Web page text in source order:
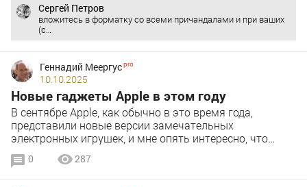
Сергей Петров
вложитесь в форматку со всеми причандалами и при ваших
(с…
Геннадий Меергус
10.10.2025
Новые гаджеты Apple в этом году
В сентябре Apple, как обычно в это время года,
представили новые версии замечательных
электронных игрушек, и мне опять интересно, что…
0 287